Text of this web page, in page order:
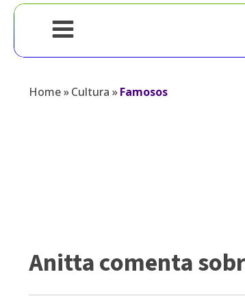
Home»Cultura »Famosos
Anitta comenta